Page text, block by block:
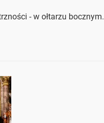
- w ołtarzu bocznym.